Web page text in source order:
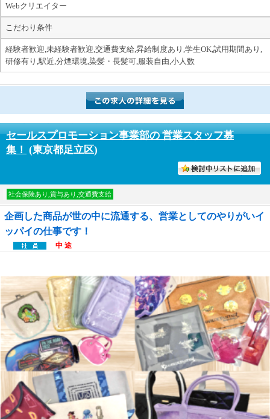
Webクリエイター
こだわり条件
経験者歓迎,未経験者歓迎,交通費支給,昇給制度あり,学生OK,試用期間あり,
研修有り,駅近,分煙環境,染髪・長髪可,服装自由,小人数
セールスプロモーション事業部の 営業スタッフ募
集！ (東京都足立区)
討中リストに入れる
社会保険あり,賞与あり,交通費支給
企画した商品が世の中に流通する、営業としてのやりがいイ
ッパイの仕事です！
中 途